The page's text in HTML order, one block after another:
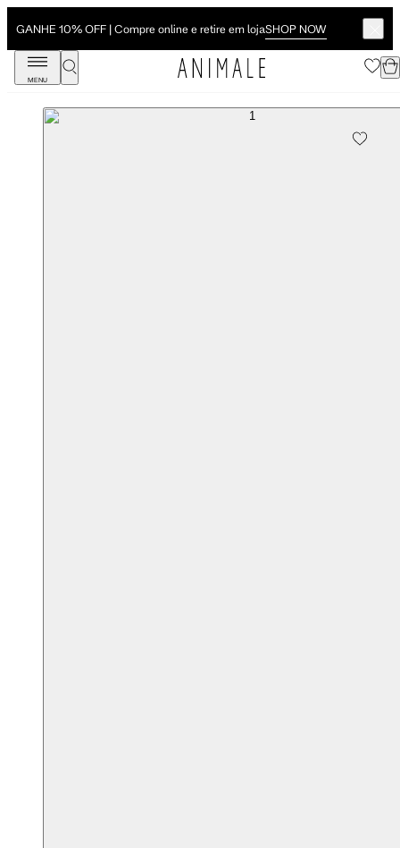
GANHE 10% OFF | Compre online e retire em lojaSHOP NOW
MENU